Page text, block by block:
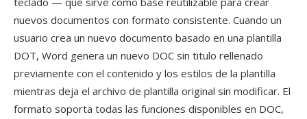
nuevos documentos con formato consistente. Cuando un
usuario crea un nuevo documento basado en una plantilla
DOT, Word genera un nuevo DOC sin titulo rellenado
previamente con el contenido y los estilos de la plantilla
mientras deja el archivo de plantilla original sin modificar. El
formato soporta todas las funciones disponibles en DOC,